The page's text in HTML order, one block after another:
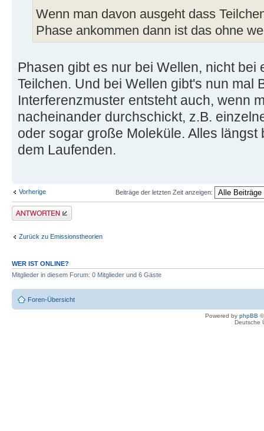
Wenn man davon ausgeht dass
Phase ankommen dann ist das ohne
Phasen gibt es nur bei Wellen, nicht bei
Teilchen. Und bei Wellen gibt's nun mal
Interferenzmuster entsteht auch, wenn
nacheinander durchschickt, z.B.
oder sogar große Moleküle. Alles längst
dem Laufenden.
Vorherige Beiträge der letzten Zeit anzeigen:
Antwort erstellen
Zurück zu Emissionstheorien
WER IST ONLINE?
Mitglieder in diesem Forum: 0 Mitglieder und 6 Gäste
Foren-Übersicht
Powered by phpBB
Deutsche